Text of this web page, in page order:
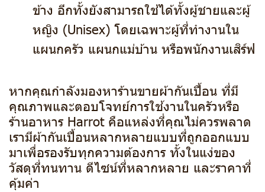
ข้าง อีกทั้งยังสามารถใช้ได้ทั้งผู้ชายและผู้
หญิง (Unisex) โดยเฉพาะผู้ที่ทำงานใน
แผนกครัว แผนกแม่บ้าน หรือพนักงานเสิร์ฟ
หากคุณกำลังมองหาร้านขายผ้ากันเปื้อน ที่มี
คุณภาพและตอบโจทย์การใช้งานในครัวหรือ
ร้านอาหาร Harrot คือแหล่งที่คุณไม่ควรพลาด
เรามีผ้ากันเปื้อนหลากหลายแบบที่ถูกออกแบบ
มาเพื่อรองรับทุกความต้องการ ทั้งในแง่ของ
วัสดุที่ทนทาน ดีไซน์ที่หลากหลาย และราคาที่
คุ้มค่า